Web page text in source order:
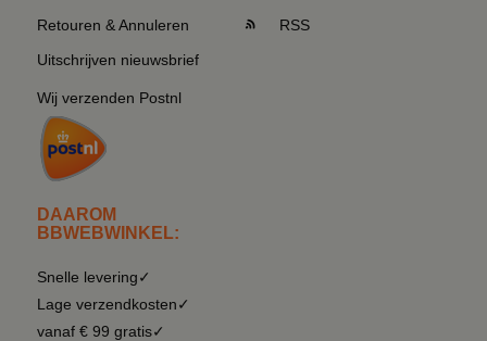
Retouren & Annuleren
Uitschrijven nieuwsbrief
Wij verzenden Postnl
DAAROM
BBWEBWINKEL:
Snelle levering✓
Lage verzendkosten✓
vanaf € 99 gratis✓
RSS